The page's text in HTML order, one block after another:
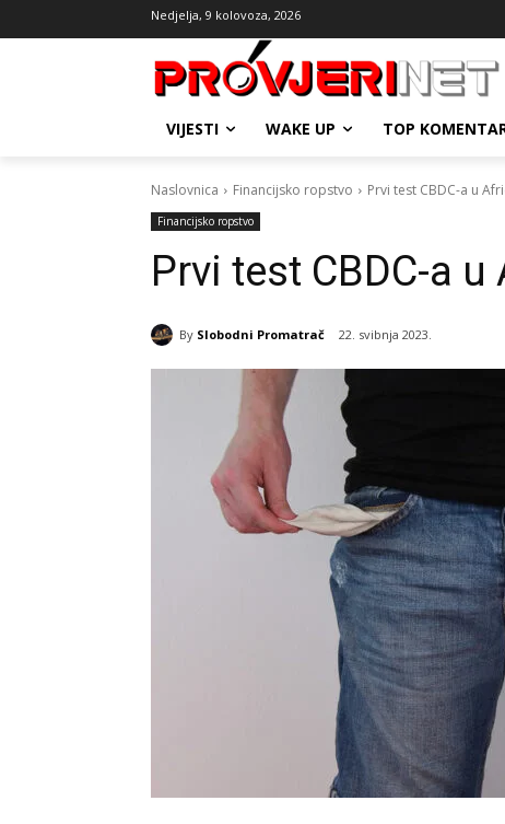
Nedjelja, 9 kolovoza, 2026
VIJESTI WAKE UP TOP
Naslovnica Financijsko ropstvo Prvi test CBDC-a u
Financijsko ropstvo
Prvi test CBDC-a
By Slobodni Promatrač 22. svibnja 2023.